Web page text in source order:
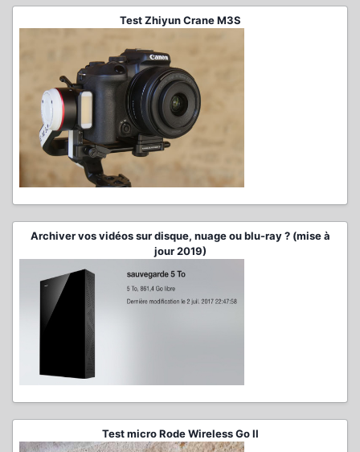
Test Zhiyun Crane M3S
Archiver vos vidéos sur disque, nuage ou blu-ray ? (mise à
jour 2019)
Test micro Rode Wireless Go II